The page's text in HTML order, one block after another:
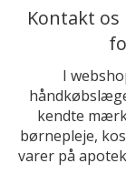
Kontakt os
I
kendte
børnepleje,
varer på